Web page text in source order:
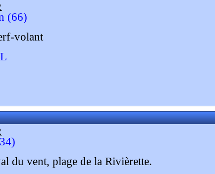
(66)
volant
du vent, plage de la Rivièrette.